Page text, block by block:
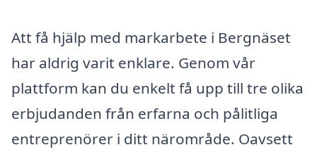
Att få hjälp med markarbete i Bergnäset
har aldrig varit enklare. Genom vår
plattform kan du enkelt få upp till tre olika
erbjudanden från erfarna och pålitliga
entreprenörer i ditt närområde. Oavsett